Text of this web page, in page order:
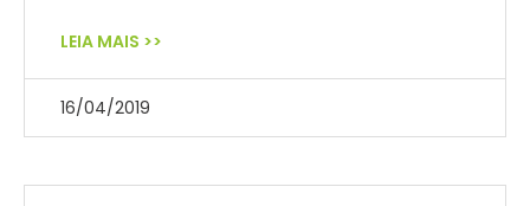
LEIA MAIS >>
16/04/2019